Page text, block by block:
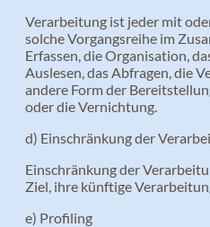
Verarbeitung ist jeder mit
solche Vorgangsreihe im
Erfassen, die Organisation,
Auslesen, das Abfragen, die
andere Form der
oder die Vernichtung.
d) Einschränkung der
Einschränkung der
Ziel, ihre künftige
e) Profiling